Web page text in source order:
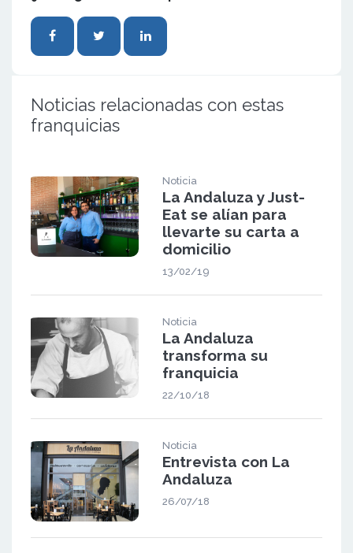
Noticias relacionadas con estas
franquicias
Noticia
La Andaluza y Just-
Eat se alían para
llevarte su carta a
domicilio
13/02/19
Noticia
La Andaluza
transforma su
franquicia
22/10/18
Noticia
Entrevista con La
Andaluza
26/07/18